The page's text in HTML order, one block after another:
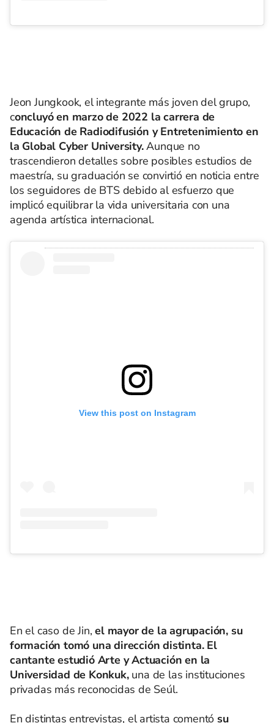
Jeon Jungkook, el integrante más joven del grupo,
concluyó en marzo de 2022 la carrera de
Educación de Radiodifusión y Entretenimiento en
la Global Cyber University.Aunque no
trascendieron detalles sobre posibles estudios de
maestría, su graduación se convirtió en noticia entre
los seguidores de BTS debido al esfuerzo que
implicó equilibrar la vida universitaria con una
agenda artística internacional.
View this post on Instagram
En el caso de Jin, el mayor de la agrupación, su
formación tomó una dirección distinta. El
cantante estudió Arte y Actuación en la
Universidad de Konkuk,una de las instituciones
privadas más reconocidas de Seúl.
En distintas entrevistas, el artista comentó su